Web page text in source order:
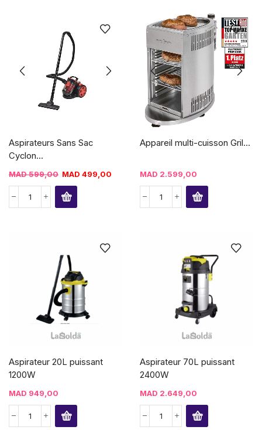
Aspirateurs Sans Sac
Cyclon...
MAD599,00 MAD 499,00
Appareil multi-cuisson Gril...
MAD 2.599,00
Aspirateur 20L puissant
1200W
MAD 949,00
Aspirateur 70L puissant
2400W
MAD 2.649,00